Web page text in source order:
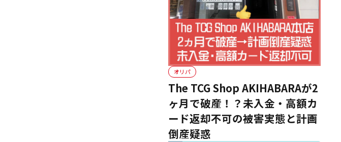
オリパ
The TCG Shop AKIHABARAが2
ヶ月で破産！？未入金・高額カ
ード返却不可の被害実態と計画
倒産疑惑